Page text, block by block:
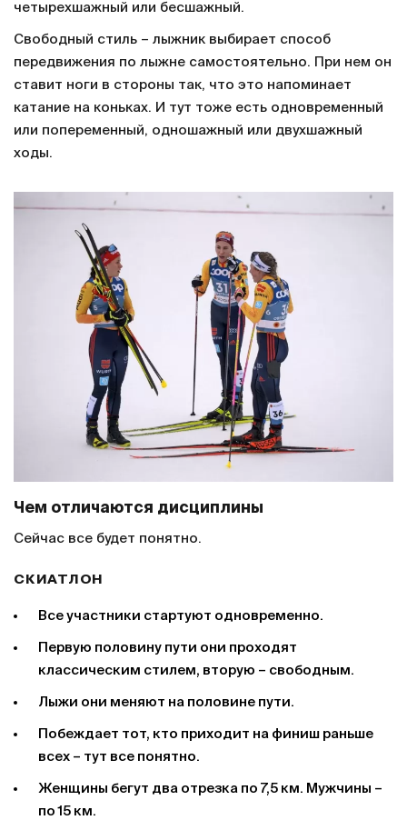
четырехшажный или бесшажный.
Свободный стиль – лыжник выбирает способ
передвижения по лыжне самостоятельно. При нем он
ставит ноги в стороны так, что это напоминает
катание на коньках. И тут тоже есть одновременный
или попеременный, одношажный или двухшажный
ходы.
Чем отличаются дисциплины
Сейчас все будет понятно.
СКИАТЛОН
Все участники стартуют одновременно.
Первую половину пути они проходят
классическим стилем, вторую – свободным.
Лыжи они меняют на половине пути.
Побеждает тот, кто приходит на финиш раньше
всех – тут все понятно.
Женщины бегут два отрезка по 7,5 км. Мужчины –
по 15 км.